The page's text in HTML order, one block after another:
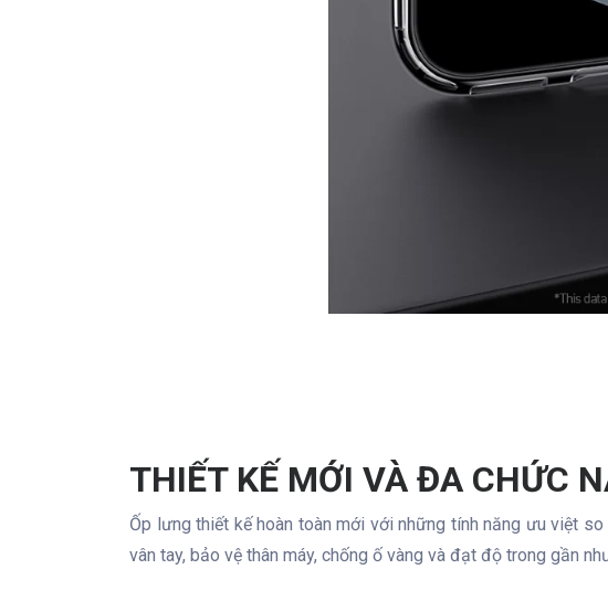
THIẾT KẾ MỚI VÀ ĐA CHỨC
Ốp lưng thiết kế hoàn toàn mới với những tính năng ưu việt
vân tay, bảo vệ thân máy, chống ố vàng và đạt độ trong gần